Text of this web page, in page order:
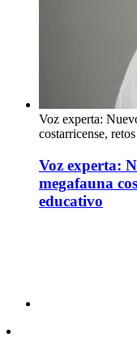
Voz experta:
costarricense,
Voz experta:
megafauna
educativo